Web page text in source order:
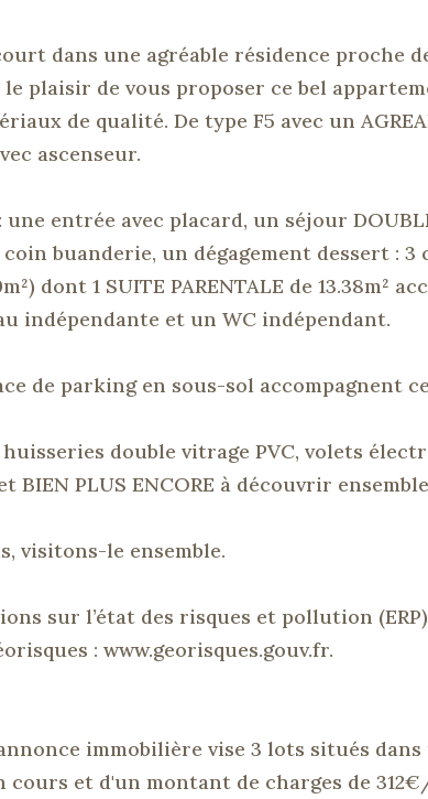
dans une agréable résidence proche
le plaisir de vous proposer ce bel
de qualité. De type F5 avec un
ascenseur.
une entrée avec placard, un séjour
coin buanderie, un dégagement dessert : 3
) dont 1 SUITE PARENTALE de 13.38m²
indépendante et un WC indépendant.
de parking en sous-sol accompagnent
huisseries double vitrage PVC, volets
BIEN PLUS ENCORE à découvrir
visitons-le ensemble.
sur l’état des risques et pollution (ERP)
: www.georisques.gouv.fr.
immobilière vise 3 lots situés
cours et d'un montant de charges de